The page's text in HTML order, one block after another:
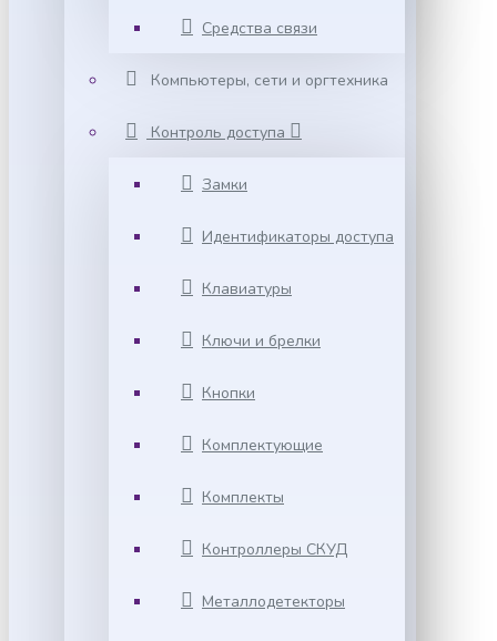
Средства связи
Компьютеры, сети и оргтехника
Контроль доступа
Замки
Идентификаторы доступа
Клавиатуры
Ключи и брелки
Кнопки
Комплектующие
Комплекты
Контроллеры СКУД
Металлодетекторы